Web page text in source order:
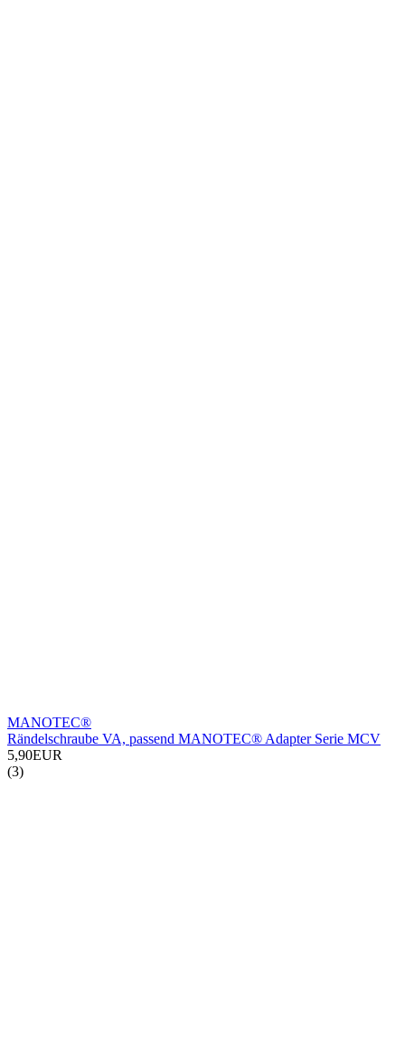
MANOTEC®
Rändelschraube VA, passend MANOTEC® Adapter Serie MCV
5,90EUR
(3)